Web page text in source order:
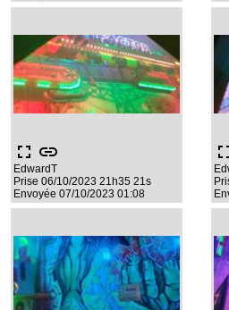
fullscreen link
EdwardT
Prise 06/10/2023 21h35 21s
Envoyée 07/10/2023 01:08